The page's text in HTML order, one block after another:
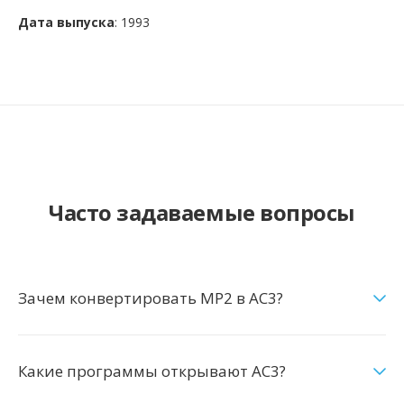
Дата выпуска: 1993
Часто задаваемые вопросы
Зачем конвертировать MP2 в AC3?
Какие программы открывают AC3?